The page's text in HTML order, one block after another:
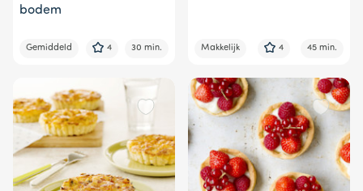
bodem
Gemiddeld 4 30 min. Makkelijk 4 45 min.